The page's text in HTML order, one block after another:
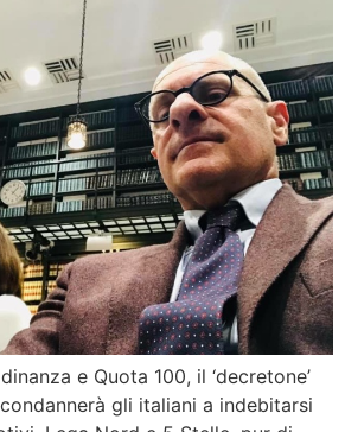
e Quota 100, il ‘decretone’
gli italiani a indebitarsi